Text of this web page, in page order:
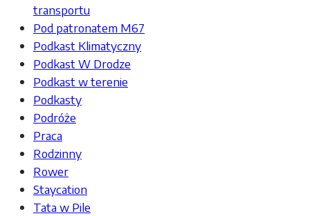
transportu
Pod patronatem M67
Podkast Klimatyczny
Podkast W Drodze
Podkast w terenie
Podkasty
Podróże
Praca
Rodzinny
Rower
Staycation
Tata w Pile